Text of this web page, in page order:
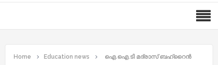
Home Education news
ഐ.​ഐ.​ടി മ​ദ്രാ​സ് ബ​ഹ്‌​റൈ​ന്‍